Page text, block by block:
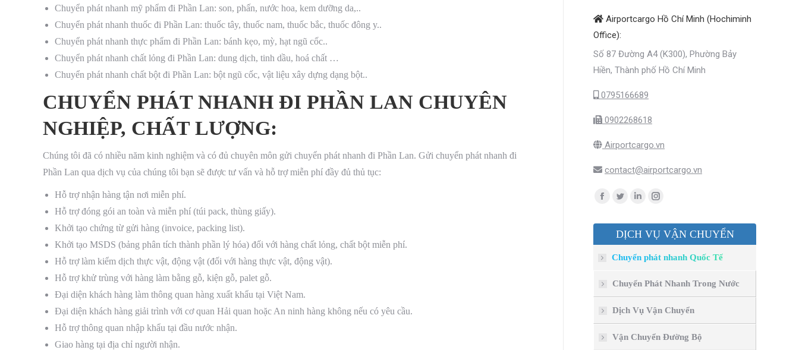
Chuyển phát nhanh mỹ phẩm đi Phần Lan: son, phấn, nước hoa, kem dưỡng da,..
Chuyển phát nhanh thuốc đi Phần Lan: thuốc tây, thuốc nam, thuốc bắc, thuốc đông y..
Chuyển phát nhanh thực phẩm đi Phần Lan: bánh kẹo, mỳ, hạt ngũ cốc..
Chuyển phát nhanh chất lỏng đi Phần Lan: dung dịch, tinh dầu, hoá chất …
Chuyển phát nhanh chất bột đi Phần Lan: bột ngũ cốc, vật liệu xây dựng dạng bột..
CHUYỂN PHÁT NHANH ĐI PHẦN LAN CHUYÊN
NGHIỆP, CHẤT LƯỢNG:
Chúng tôi đã có nhiều năm kinh nghiệm và có đủ chuyên môn gửi chuyển phát nhanh đi Phần Lan. Gửi chuyển phát nhanh đi
Phần Lan qua dịch vụ của chúng tôi bạn sẽ được tư vấn và hỗ trợ miễn phí đầy đủ thủ tục:
Hỗ trợ nhận hàng tận nơi miễn phí.
Hỗ trợ đóng gói an toàn và miễn phí (túi pack, thùng giấy).
Khởi tạo chứng từ gửi hàng (invoice, packing list).
Khởi tạo MSDS (bảng phân tích thành phần lý hóa) đối với hàng chất lỏng, chất bột miễn phí.
Hỗ trợ làm kiểm dịch thực vật, động vật (đối với hàng thực vật, động vật).
Hỗ trợ khử trùng với hàng làm bằng gỗ, kiện gỗ, palet gỗ.
Đại diện khách hàng làm thông quan hàng xuất khẩu tại Việt Nam.
Đại diện khách hàng giải trình với cơ quan Hải quan hoặc An ninh hàng không nếu có yêu cầu.
Hỗ trợ thông quan nhập khẩu tại đầu nước nhận.
Giao hàng tại địa chỉ người nhận.
Airportcargo Hồ Chí Minh (Hochiminh
Office):
Số 87 Đường A4 (K300), Phường Bảy
Hiền, Thành phố Hồ Chí Minh
0795166689
0902268618
Airportcargo.vn
contact@airportcargo.vn
Find us on:
Facebook
opens
window
Twitter
opens
new
window
Linkedin
opens
new
window
Instagram
opens
window
DỊCH VỤ VẬN CHUYỂN
Chuyển phát nhanh Quốc Tế
Chuyển Phát Nhanh Trong Nước
Dịch Vụ Vận Chuyển
Vận Chuyển Đường Bộ